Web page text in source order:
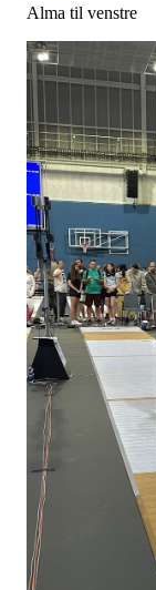
Alma til venstre